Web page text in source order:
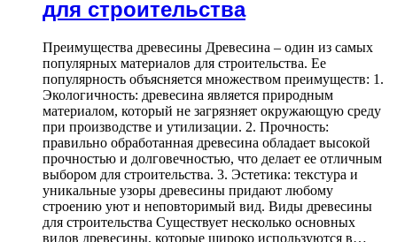
для строительства
Преимущества древесины Древесина – один из самых
популярных материалов для строительства. Ее
популярность объясняется множеством преимуществ: 1.
Экологичность: древесина является природным
материалом, который не загрязняет окружающую среду
при производстве и утилизации. 2. Прочность:
правильно обработанная древесина обладает высокой
прочностью и долговечностью, что делает ее отличным
выбором для строительства. 3. Эстетика: текстура и
уникальные узоры древесины придают любому
строению уют и неповторимый вид. Виды древесины
для строительства Существует несколько основных
видов древесины, которые широко используются в…